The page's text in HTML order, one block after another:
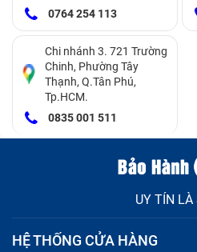
0764 254 113
Chi nhánh 3. 721 Trường
Chinh, Phường Tây
Thạnh, Q.Tân Phú,
Tp.HCM.
0835 001 511
UY TÍN LÀ
HỆ THỐNG CỬA HÀNG